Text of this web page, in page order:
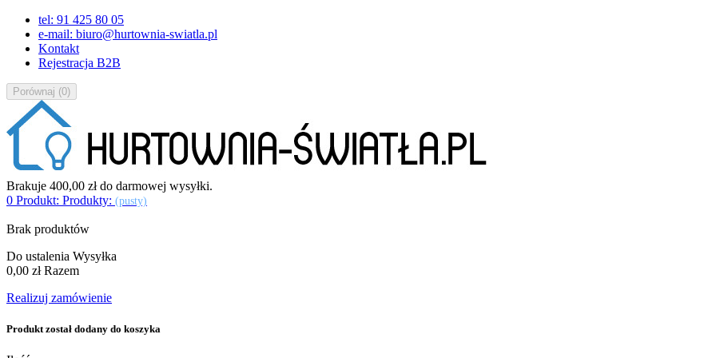
tel: 91 425 80 05
e-mail: biuro@hurtownia-swiatla.pl
Kontakt
Rejestracja B2B
Porównaj (0)
Brakuje 400,00 złdo darmowej wysyłki.
0 Produkt: Produkty: (pusty)
Brak produktów
Do ustalenia Wysyłka
0,00 zł Razem
Realizuj zamówienie
Produkt został dodany do koszyka